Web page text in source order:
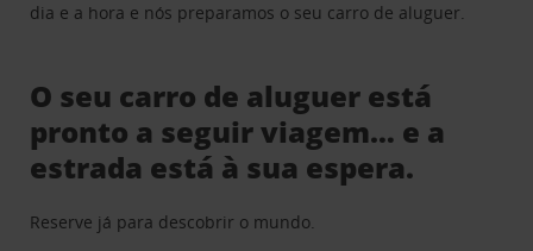
dia e a hora e nós preparamos o seu carro de aluguer.
O seu carro de aluguer está
pronto a seguir viagem… e a
estrada está à sua espera.
Reserve já para descobrir o mundo.